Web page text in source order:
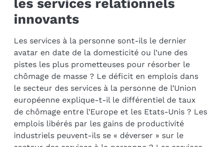
les services relationnels
innovants
Les services à la personne sont-ils le dernier
avatar en date de la domesticité ou l’une des
pistes les plus prometteuses pour résorber le
chômage de masse ? Le déficit en emplois dans
le secteur des services à la personne de l’Union
européenne explique-t-il le différentiel de taux
de chômage entre l’Europe et les Etats-Unis ? Les
emplois libérés par les gains de productivité
industriels peuvent-ils se « déverser » sur le